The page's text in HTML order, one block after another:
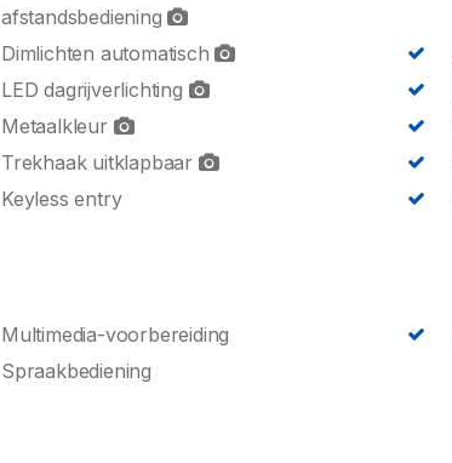
afstandsbediening
Dimlichten automatisch
LED dagrijverlichting
Metaalkleur
Trekhaak uitklapbaar
Keyless entry
Multimedia-voorbereiding
Spraakbediening